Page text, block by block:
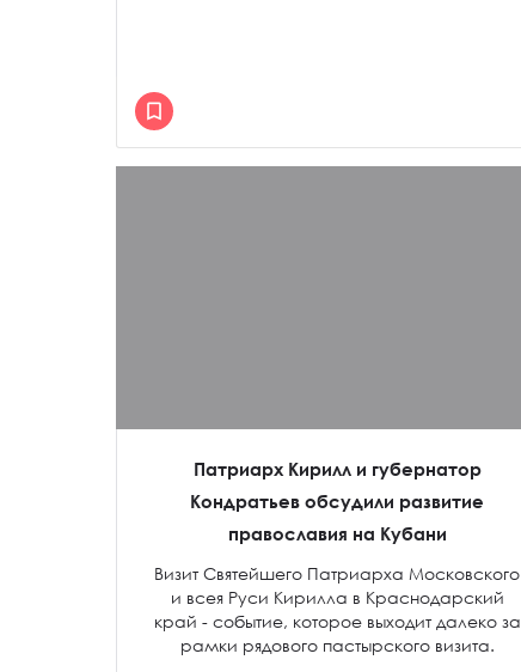
Патриарх Кирилл и губернатор
Кондратьев обсудили развитие
православия на Кубани
Визит Святейшего Патриарха Московского
и всея Руси Кирилла в Краснодарский
край - событие, которое выходит далеко за
рамки рядового пастырского визита.